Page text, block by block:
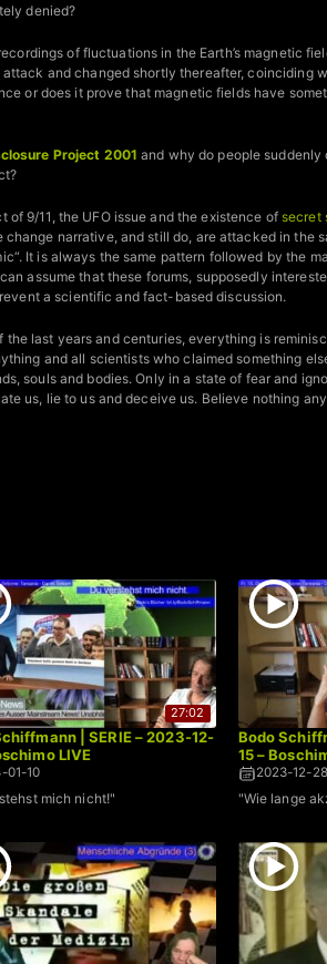
denied?
of fluctuations in the Earth’s magnetic
and changed shortly thereafter, coinciding
or does it prove that magnetic fields have
Project 2001 and why do people suddenly
9/11, the UFO issue and the existence of secret
narrative, and still do, are attacked in the
It is always the same pattern followed by the
assume that these forums, supposedly
a scientific and fact-based discussion.
last years and centuries, everything is
and all scientists who claimed something
souls and bodies. Only in a state of fear and
us, lie to us and deceive us. Believe nothing
27:02
| SERIE – 2023-12-
LIVE
01-10
mich nicht!"
Bodo
15 –
2023-12-28
"Wie lange